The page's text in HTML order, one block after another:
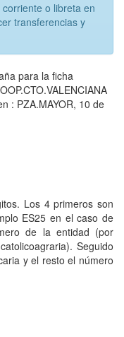
o libreta en
transferencias y
para la ficha
: PZA.MAYOR, 10 de
Los 4 primeros son
ES25 en el caso de
de la entidad (por
Seguido
y el resto el número